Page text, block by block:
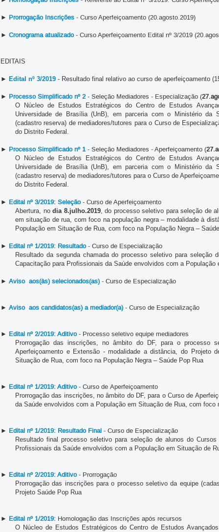
► Prorrogação Inscrições - Curso Aperfeiçoamento (20.agosto.2019)
► Cronograma atualizado- Curso Aperfeiçoamento Edital nº 3/2019
EDITAIS
► Edital nº 3/2019 - Resultado final relativo ao curso de aperfeiçoamento
► Processo Simplificado nº 2- Seleção Mediadores - Especialização (
O Núcleo de Estudos Estratégicos do Centro de Estudos
Universidade de Brasília (UnB), em parceria com o Ministério da
(cadastro reserva) de mediadores/tutores para o Curso de
do Distrito Federal.
► Processo Simplificado nº 1- Seleção Mediadores - Aperfeiçoamento (
O Núcleo de Estudos Estratégicos do Centro de Estudos
Universidade de Brasília (UnB), em parceria com o Ministério da
(cadastro reserva) de mediadores/tutores para o Curso de
do Distrito Federal.
► Edital nº 3/2019: Seleção- Curso de Aperfeiçoamento
Abertura, no dia 8.julho.2019, do processo seletivo para seleção de
em situação de rua, com foco na população negra – modalidade à
População em Situação de Rua, com foco na População Negra –
► Edital nº 1/2019: Resultado- Curso de Especialização
Resultado da segunda chamada do processo seletivo para
Capacitação para Profissionais da Saúde envolvidos com a
► Aviso aos(às) selecionados(as) - Curso de Especialização
► Aviso aos candidatos(as) a mediador(a) - Curso de Especialização
► Edital nº 2/2019: Aditivo- Processo seletivo equipe mediadores
Prorrogação das inscrições, no âmbito do DF, para o processo
Aperfeiçoamento e Extensão - modalidade a distância,do Projeto
Situação de Rua, com foco na População Negra – Saúde Pop Rua
► Edital nº 1/2019: Aditivo- Curso de Aperfeiçoamento
Prorrogação das inscrições, no âmbito do DF, para o Curso de
da Saúde envolvidos com a População em Situação de Rua, com foco
► Edital nº 1/2019: Resultado Final - Curso de Especialização
Resultado final processo seletivo para seleção de alunos do
Profissionais da Saúde envolvidos com a População em Situação de
► Edital nº 2/2019: Aditivo - Prorrogação
Prorrogação das inscrições para o processo seletivo da equipe
Projeto Saúde Pop Rua
► Edital nº 1/2019: Homologação das Inscrições após recursos
O Núcleo de Estudos Estratégicos do Centro de Estudos